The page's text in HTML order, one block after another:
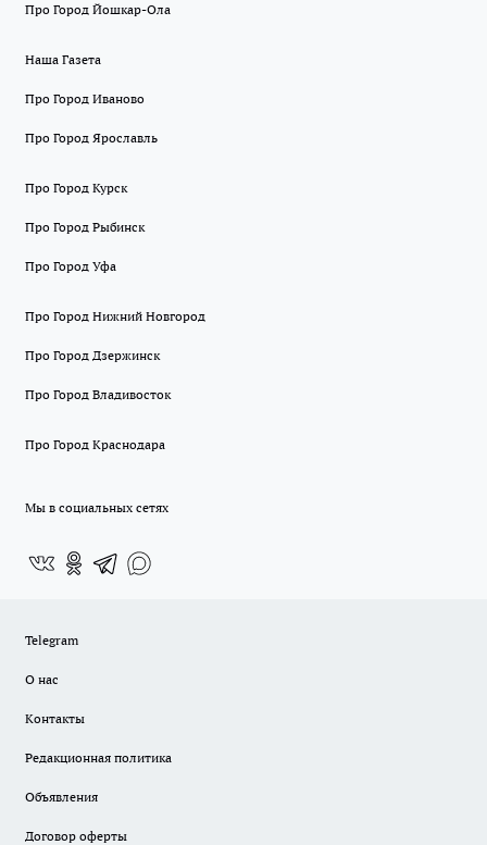
Про Город Йошкар-Ола
Наша Газета
Про Город Иваново
Про Город Ярославль
Про Город Курск
Про Город Рыбинск
Про Город Уфа
Про Город Нижний Новгород
Про Город Дзержинск
Про Город Владивосток
Про Город Краснодара
Мы в социальных сетях
Telegram
О нас
Контакты
Редакционная политика
Объявления
Договор оферты